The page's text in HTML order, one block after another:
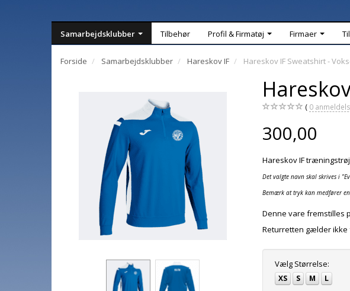
Samarbejdsklubber Tilbehør Profil & Firmatøj Firmaer
Forside Samarbejdsklubber Hareskov IF Hareskov IF Sweatshirt -
0
300,00
Hareskov IF
Det valgte navn skal skrives i
Bemærk at tryk kan medfører
Denne vare fremstilles
Returretten gælder ikke
Vælg Størrelse:
XS S M L